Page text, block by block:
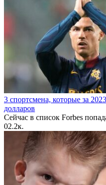
3 спортсмена, которые за
долларов
Сейчас в список Forbes
02.2к.